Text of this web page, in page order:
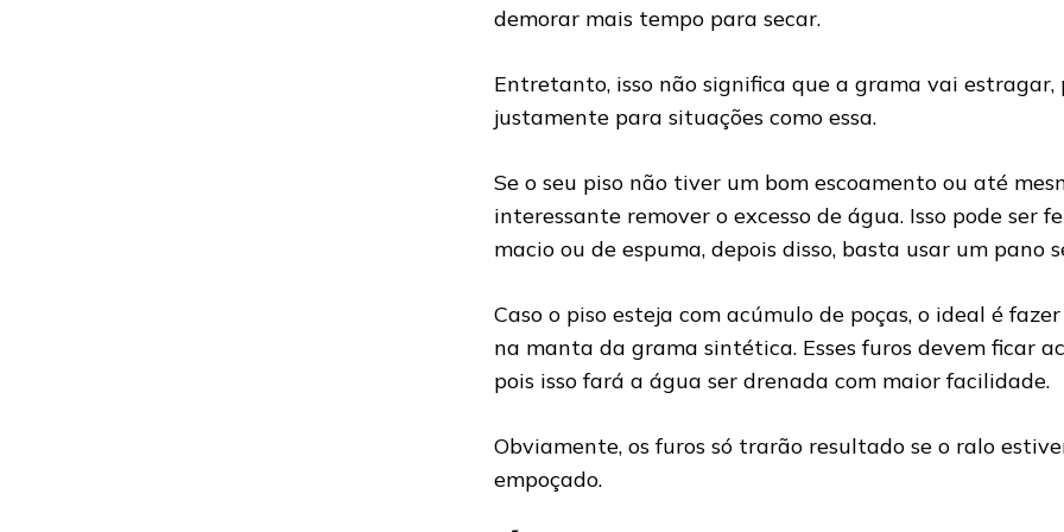
demorar mais tempo para secar.
Entretanto, isso não significa que a grama vai estragar,
justamente para situações como essa.
Se o seu piso não tiver um bom escoamento ou até
interessante remover o excesso de água. Isso pode ser
macio ou de espuma, depois disso, basta usar um pano
Caso o piso esteja com acúmulo de poças, o ideal é
na manta da grama sintética. Esses furos devem ficar
pois isso fará a água ser drenada com maior facilidade.
Obviamente, os furos só trarão resultado se o ralo
empoçado.